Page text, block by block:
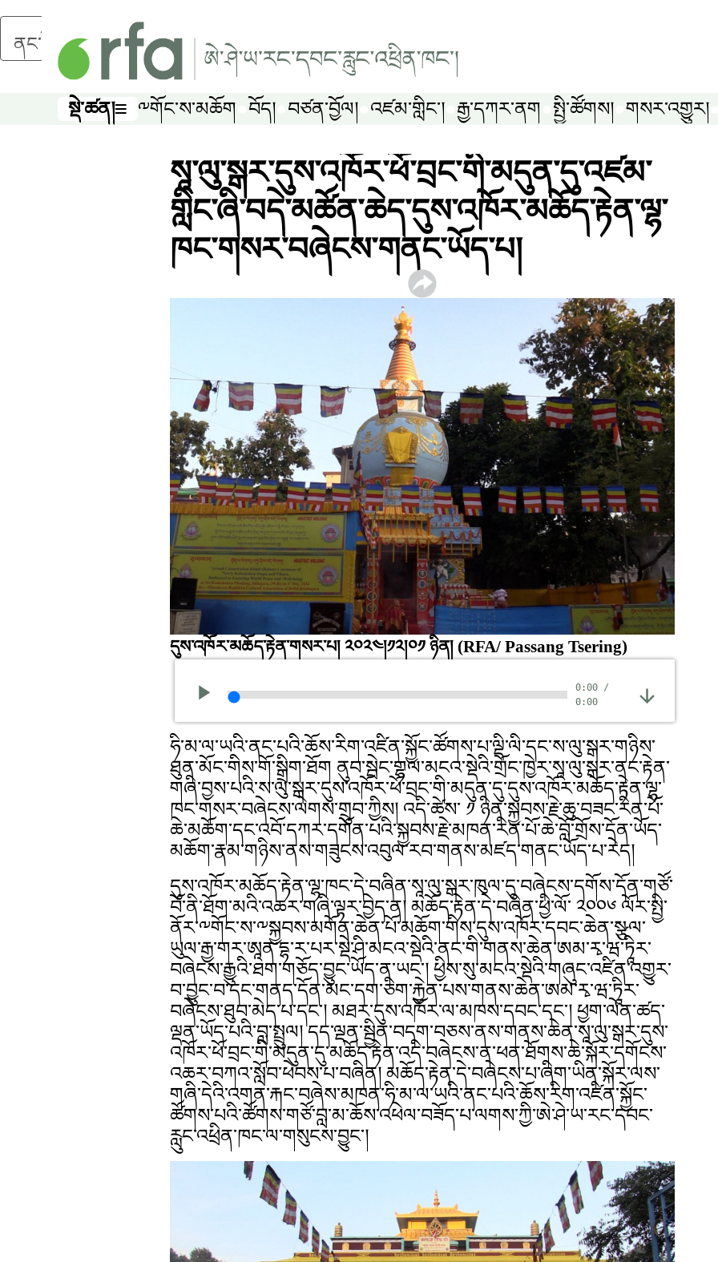
ནང་དོན་གཙོ་བོར་མཆོང་།
སྡེ་ཚན།
སྡེ་ཚན། ༸གོང་ས་མཆོག བོད། བཙན་བྱོལ། འཛམ་གླིང༌། རྒྱ་དཀར་ནག སྤྱི་ཚོགས། གསར་འགྱུར།
སཱ་ལུ་སྒར་དུས་འཁོར་ཕོ་བྲང་གི་མདུན་དུ་འཛམ་
གླིང་ཞི་བདེ་མཚོན་ཆེད་དུས་འཁོར་མཆོད་རྟེན་ལྷ་
ཁང་གསར་བཞེངས་གནང་ཡོད་པ།
དུས་འཁོར་མཆོད་རྟེན་གསར་པ། ༢༠༢༤།༡༢།༠༡ ཉིན། (RFA/ Passang Tsering)
0:00 /
0:00
ཧི་མ་ལ་ཡའི་ནང་པའི་ཆོས་རིག་འཛིན་སྐྱོང་ཚོགས་པ་ལྡི་ལི་དང་ས་ལུ་སྒར་གཉིས་
ཐུན་མོང་གིས་གོ་སྒྲིག་ཐོག ནུབ་སྦེང་གྷལ་མངའ་སྡེའི་གྲོང་ཁྱེར་སཱ་ལུ་སྒར་ནང་རྟེན་
གཞི་བྱས་པའི་ས་ལུ་སྒར་དུས་འཁོར་ཕོ་བྲང་གི་མདུན་དུ་དུས་འཁོར་མཆོད་རྟེན་ལྷ་
ཁང་གསར་བཞེངས་ལེགས་གྲུབ་ཀྱིས། འདི་ཚེས་ ༡ ཉིན་སྐྱབས་རྗེ་ཆུ་བཟང་རིན་པོ་
ཆེ་མཆོག་དང་འབོ་དཀར་དགོན་པའི་སྐྱབས་རྗེ་མཁན་རིན་པོ་ཆེ་བློ་གྲོས་དོན་ཡོད་
མཆོག་རྣམ་གཉིས་ནས་གཟུངས་འབུལ་རབ་གནས་མཛད་གནང་ཡོད་པ་རེད།
དུས་འཁོར་མཆོད་རྟེན་ལྷ་ཁང་དེ་བཞིན་སཱ་ལུ་སྒར་ཁུལ་དུ་བཞེངས་དགོས་དོན་གཙོ་
བོ་ནི་ཐོག་མའི་འཆར་གཞི་ལྟར་བྱེད་ན། མཆོད་རྟེན་དེ་བཞིན་ཕྱི་ལོ་ ༢༠༠༦ ལོར་སྤྱི་
ནོར་༸གོང་ས་༸སྐྱབས་མགོན་ཆེན་པོ་མཆོག་གིས་དུས་འཁོར་དབང་ཆེན་སྩལ་
ཡུལ་རྒྱ་གར་ཨཱན་དྷ་ར་པར་སྡེ་ཤི་མངའ་སྡེའི་ནང་གི་གནས་ཆེན་ཨམ་རྭ་ཝ་ཏཱིར་
བཞེངས་རྒྱུའི་ཐག་གཅོད་བྱུང་ཡོད་ན་ཡང་། ཕྱིས་སུ་མངའ་སྡེའི་གཞུང་འཛིན་འགྱུར་
བ་བྱུང་བ་དང་གནད་དོན་མང་དག་ཅིག་རྐྱེན་པས་གནས་ཆེན་ཨམ་རྭ་ཝ་ཏཱིར་
བཞེངས་ཐུབ་མེད་པ་དང་། མཐར་དུས་འཁོར་ལ་མཁས་དབང་དང་། ཕྱག་ལེན་ཚད་
ལྡན་ཡོད་པའི་བླ་སྤྲུལ། དད་ལྡན་སྦྱིན་བདག་བཅས་ནས་གནས་ཆེན་སཱ་ལུ་སྒར་དུས་
འཁོར་ཕོ་བྲང་གི་མདུན་དུ་མཆོད་རྟེན་འདི་བཞེངས་ན་ཕན་ཐོགས་ཆེ་སྐོར་དགོངས་
འཆར་བཀའ་སློབ་ཕེབས་པ་བཞིན། མཆོད་རྟེན་དེ་བཞེངས་པ་ཞིག་ཡིན་སྐོར་ལས་
གཞི་དེའི་འགན་རྐང་བཞེས་མཁན་ཧི་མ་ལ་ཡའི་ནང་པའི་ཆོས་རིག་འཛིན་སྐྱོང་
ཚོགས་པའི་ཚོགས་གཙོ་བླ་མ་ཆོས་འཕེལ་བཟོད་པ་ལགས་ཀྱི་ཨེ་ཤེ་ཡ་རང་དབང་
རླུང་འཕྲིན་ཁང་ལ་གསུངས་བྱུང་།